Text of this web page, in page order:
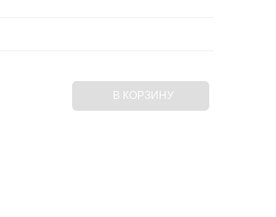
В КОРЗИНУ